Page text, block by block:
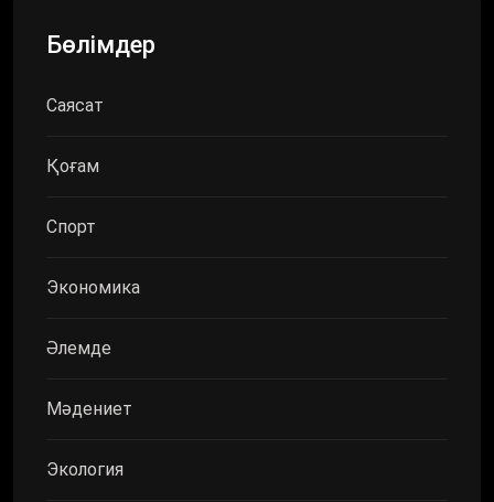
Бөлімдер
Саясат
Қоғам
Спорт
Экономика
Әлемде
Мәдениет
Экология